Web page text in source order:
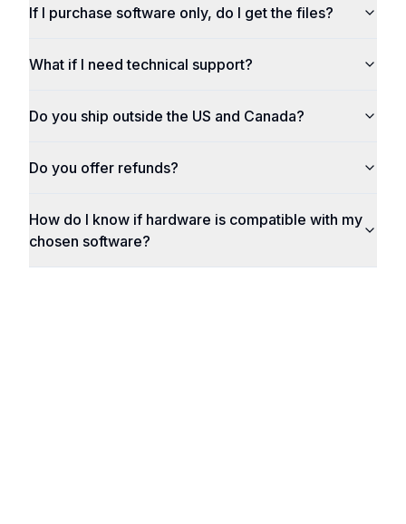
If I purchase software only, do I get the files?
What if I need technical support?
Do you ship outside the US and Canada?
Do you offer refunds?
How do I know if hardware is compatible with my
chosen software?